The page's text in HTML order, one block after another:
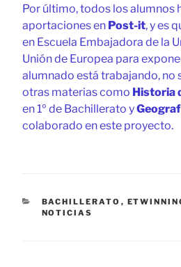
Por último, todos los alumnos
aportaciones en Post-it, y es
en Escuela Embajadora de la
Unión de Europea para
alumnado está trabajando,
otras materias como Historia
en 1º de Bachillerato y
colaborado en este proyecto.
CATEGORÍAS
BACHILLERATO ,
NOTICIAS